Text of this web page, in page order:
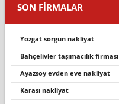
SON FİRMALAR
yozgat sorgun nakliyat
bahçelivler taşımacılık firması
ayazsoy evden eve nakliyat
karası nakliyat